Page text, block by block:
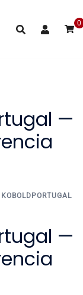
0
—
KOBOLDPORTUGAL
—